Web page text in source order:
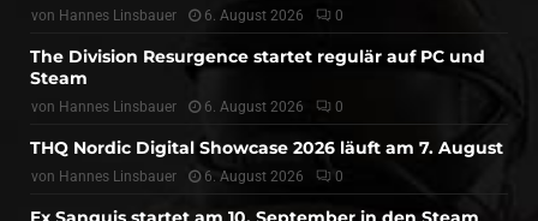
von Hannes Linsbauer 6. August 2026 0
The Division Resurgence startet regulär auf PC und
Steam
von Hannes Linsbauer 6. August 2026 0
THQ Nordic Digital Showcase 2026 läuft am 7. August
von Hannes Linsbauer 6. August 2026 0